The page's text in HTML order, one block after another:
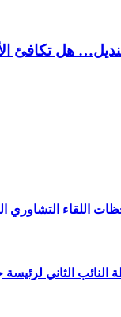
هل تكافئ
اللقاء التشاوري
جماعة ابن جرير بابيدجان ليوم الخميس 29